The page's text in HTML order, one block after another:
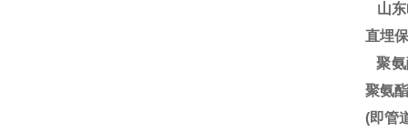
山东
直埋
聚氨
聚氨
(即管